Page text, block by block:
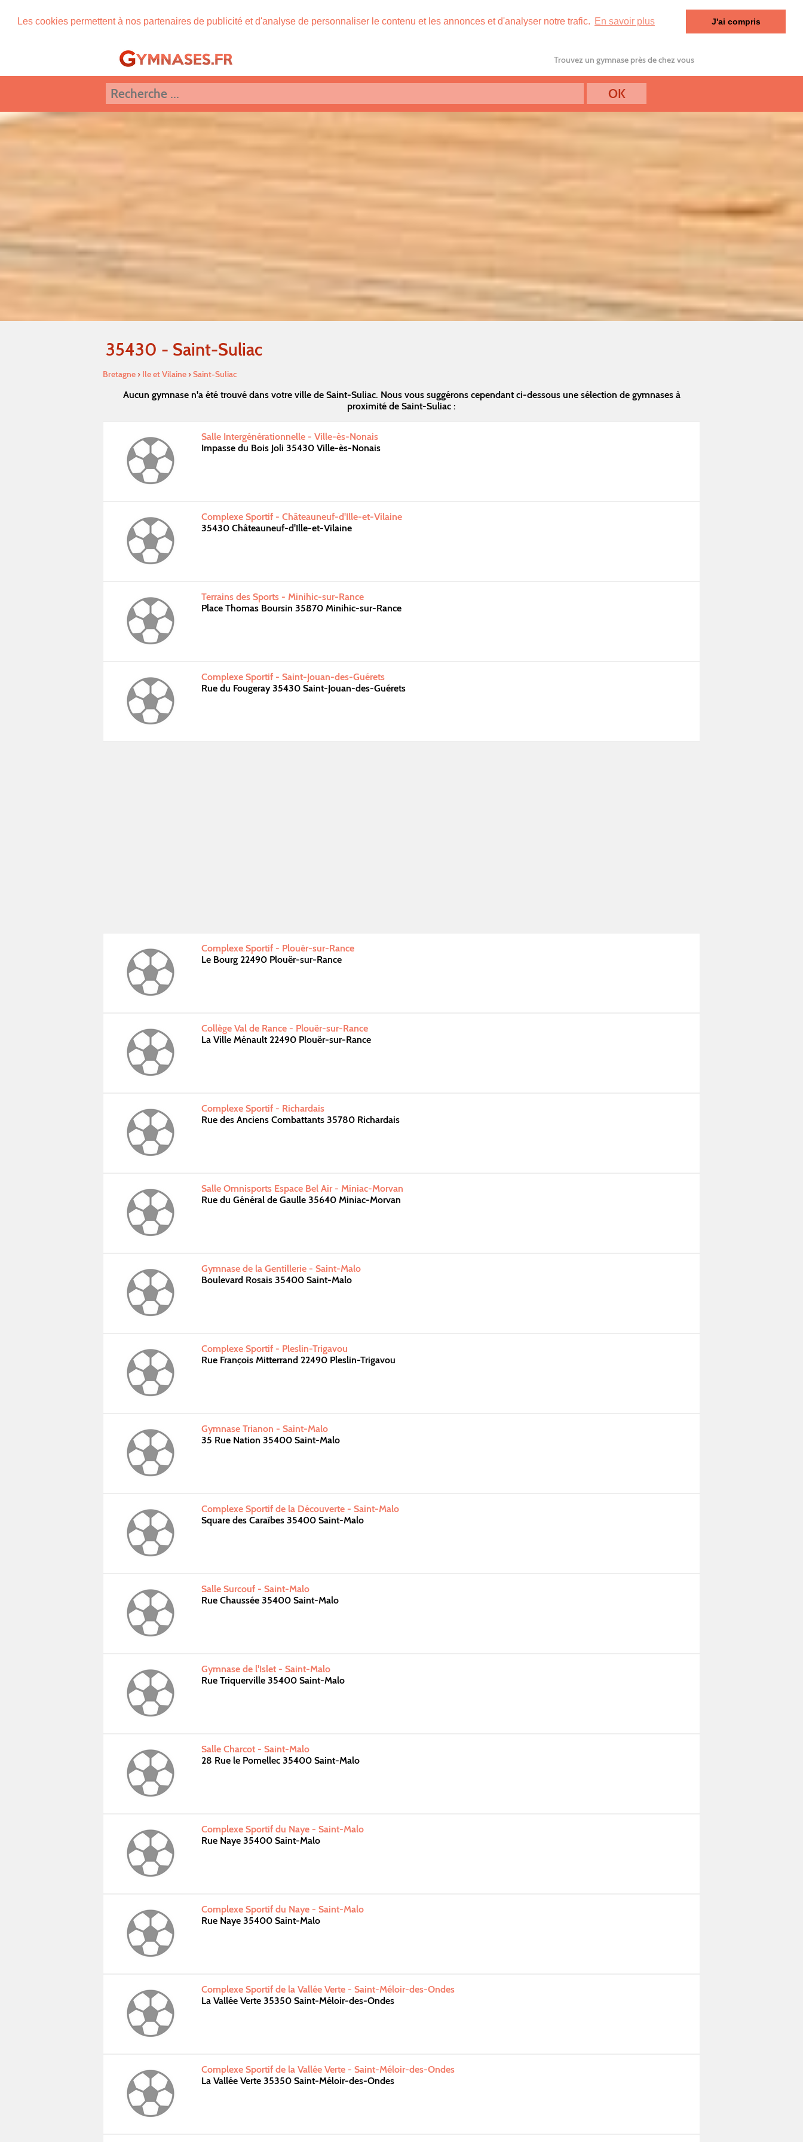
Les cookies permettent à nos partenaires de publicité et d'analyse de personnaliser le contenu et les annonces et d'analyser notre trafic. En savoir plus J'ai compris
Trouvez un gymnase près de chez vous
35430 - Saint-Suliac
Bretagne› Ile et Vilaine›Saint-Suliac
Aucun gymnase n'a été trouvé dans votre ville de Saint-Suliac. Nous vous suggérons cependant ci-dessous une sélection de gymnases à
proximité de Saint-Suliac :
Salle Intergénérationnelle - Ville-ès-Nonais
Impasse du Bois Joli 35430 Ville-ès-Nonais
Complexe Sportif - Châteauneuf-d'Ille-et-Vilaine
35430 Châteauneuf-d'Ille-et-Vilaine
Terrains des Sports - Minihic-sur-Rance
Place Thomas Boursin 35870 Minihic-sur-Rance
Complexe Sportif - Saint-Jouan-des-Guérets
Rue du Fougeray 35430 Saint-Jouan-des-Guérets
Complexe Sportif - Plouër-sur-Rance
Le Bourg 22490 Plouër-sur-Rance
Collège Val de Rance - Plouër-sur-Rance
La Ville Ménault 22490 Plouër-sur-Rance
Complexe Sportif - Richardais
Rue des Anciens Combattants 35780 Richardais
Salle Omnisports Espace Bel Air - Miniac-Morvan
Rue du Général de Gaulle 35640 Miniac-Morvan
Gymnase de la Gentillerie - Saint-Malo
Boulevard Rosais 35400 Saint-Malo
Complexe Sportif - Pleslin-Trigavou
Rue François Mitterrand 22490 Pleslin-Trigavou
Gymnase Trianon - Saint-Malo
35 Rue Nation 35400 Saint-Malo
Complexe Sportif de la Découverte - Saint-Malo
Square des Caraïbes 35400 Saint-Malo
Salle Surcouf - Saint-Malo
Rue Chaussée 35400 Saint-Malo
Gymnase de l'Islet - Saint-Malo
Rue Triquerville 35400 Saint-Malo
Salle Charcot - Saint-Malo
28 Rue le Pomellec 35400 Saint-Malo
Complexe Sportif du Naye - Saint-Malo
Rue Naye 35400 Saint-Malo
Complexe Sportif du Naye - Saint-Malo
Rue Naye 35400 Saint-Malo
Complexe Sportif de la Vallée Verte - Saint-Méloir-des-Ondes
La Vallée Verte 35350 Saint-Méloir-des-Ondes
Complexe Sportif de la Vallée Verte - Saint-Méloir-des-Ondes
La Vallée Verte 35350 Saint-Méloir-des-Ondes